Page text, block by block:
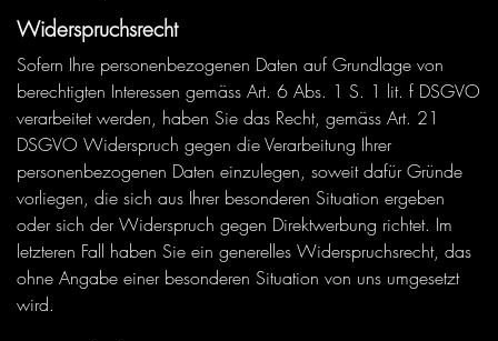
Widerspruchsrecht
Sofern Ihre personenbezogenen Daten auf Grundlage von
berechtigten Interessen gemäss Art. 6 Abs. 1 S. 1 lit. f DSGVO
verarbeitet werden, haben Sie das Recht, gemäss Art. 21
DSGVO Widerspruch gegen die Verarbeitung Ihrer
personenbezogenen Daten einzulegen, soweit dafür Gründe
vorliegen, die sich aus Ihrer besonderen Situation ergeben
oder sich der Widerspruch gegen Direktwerbung richtet. Im
letzteren Fall haben Sie ein generelles Widerspruchsrecht, das
ohne Angabe einer besonderen Situation von uns umgesetzt
wird.